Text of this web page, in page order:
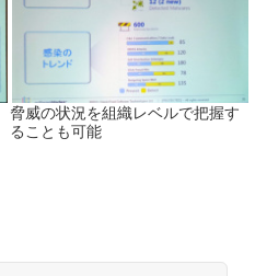
脅威の状況を組織レベルで把握す
ることも可能